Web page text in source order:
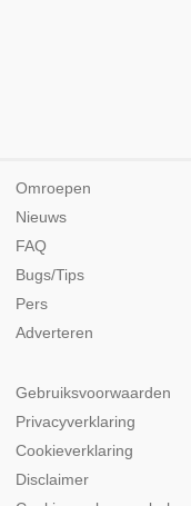
Omroepen
Nieuws
FAQ
Bugs/Tips
Pers
Adverteren
Gebruiksvoorwaarden
Privacyverklaring
Cookieverklaring
Disclaimer